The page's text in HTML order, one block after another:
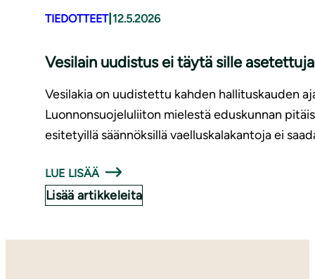
TIEDOTTEET| 12.5.2026
Vesilain uudistus ei täytä sille
Vesilakia on uudistettu kahden hallituskauden
Luonnonsuojeluliiton mielestä eduskunnan
esitetyillä säännöksillä vaelluskalakantoja ei
LUE LISÄÄ
Lisää artikkeleita